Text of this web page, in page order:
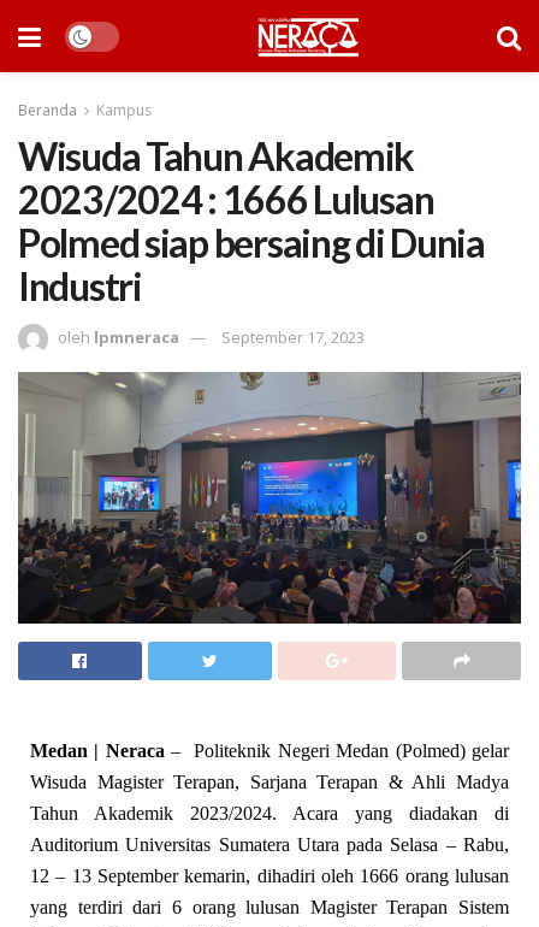
Beranda Kampus
Wisuda Tahun Akademik
2023/2024 : 1666 Lulusan
Polmed siap bersaing di Dunia
Industri
oleh lpmneraca September 17, 2023
Medan | Neraca – Politeknik Negeri Medan (Polmed) gelar
Wisuda Magister Terapan, Sarjana Terapan & Ahli Madya
Tahun Akademik 2023/2024. Acara yang diadakan di
Auditorium Universitas Sumatera Utara pada Selasa – Rabu,
12 – 13 September kemarin, dihadiri oleh 1666 orang lulusan
yang terdiri dari 6 orang lulusan Magister Terapan Sistem